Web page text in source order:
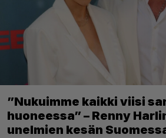
”Nukuimme kaikki viisi
huoneessa” – Renny
unelmien kesän